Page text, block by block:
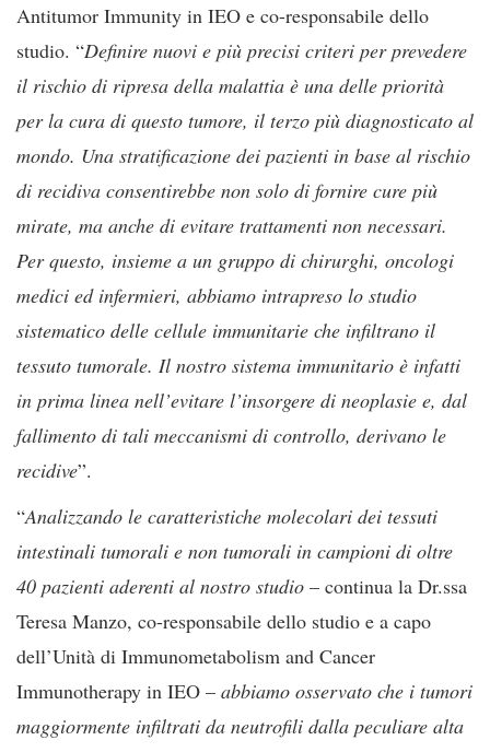
Antitumor Immunity in IEO e co-responsabile dello
studio. “Definire nuovi e più precisi criteri per prevedere
il rischio di ripresa della malattia è una delle priorità
per la cura di questo tumore, il terzo più diagnosticato al
mondo. Una stratificazione dei pazienti in base al rischio
di recidiva consentirebbe non solo di fornire cure più
mirate, ma anche di evitare trattamenti non necessari.
Per questo, insieme a un gruppo di chirurghi, oncologi
medici ed infermieri, abbiamo intrapreso lo studio
sistematico delle cellule immunitarie che infiltrano il
tessuto tumorale. Il nostro sistema immunitario è infatti
in prima linea nell’evitare l’insorgere di neoplasie e, dal
fallimento di tali meccanismi di controllo, derivano le
recidive”.
“Analizzando le caratteristiche molecolari dei tessuti
intestinali tumorali e non tumorali in campioni di oltre
40 pazienti aderenti al nostro studio – continua la Dr.ssa
Teresa Manzo, co-responsabile dello studio e a capo
dell’Unità di Immunometabolism and Cancer
Immunotherapy in IEO – abbiamo osservato che i tumori
maggiormente infiltrati da neutrofili dalla peculiare alta